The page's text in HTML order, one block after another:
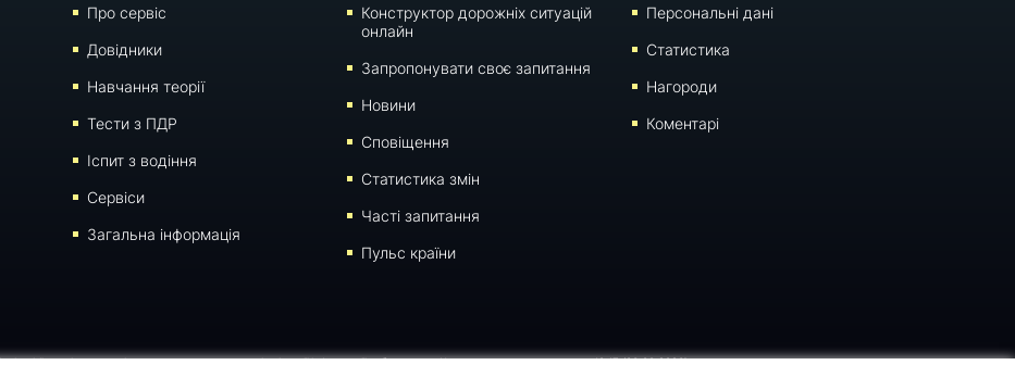
Про сервіс
Довідники
Навчання теорії
Тести з ПДР
Iспит з водіння
Сервіси
Загальна інформація
Конструктор дорожніх ситуацій
онлайн
Запропонувати своє запитання
Новини
Сповіщення
Статистика змін
Часті запитання
Пульс країни
Персональні дані
Статистика
Нагороди
Коментарі
цієї сторінки для відтворення, переносу на інші носії інформації заборонено. Час останнього оновлення: 10:17 (06.08.2026)